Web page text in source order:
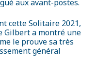
aux avant-postes.
cette Solitaire 2021,
Gilbert a montré une
le prouve sa très
général
ACTUALITÉS